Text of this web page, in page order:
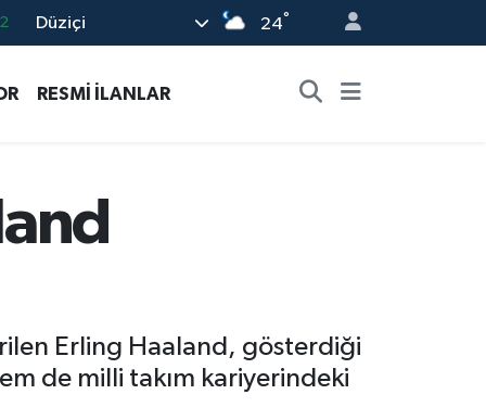
Düziçi 24°
RESMİ İLANLAR
Erling Haaland, gösterdiği
de milli takım kariyerindeki